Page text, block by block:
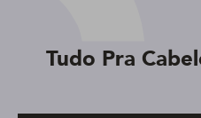
Tudo Pra